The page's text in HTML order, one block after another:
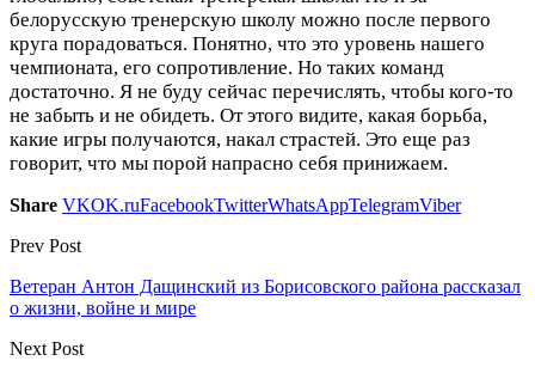
белорусскую тренерскую школу можно после первого
круга порадоваться. Понятно, что это уровень нашего
чемпионата, его сопротивление. Но таких команд
достаточно. Я не буду сейчас перечислять, чтобы кого-то
не забыть и не обидеть. От этого видите, какая борьба,
какие игры получаются, накал страстей. Это еще раз
говорит, что мы порой напрасно себя принижаем.
Share VKOK.ruFacebookTwitterWhatsAppTelegramViber
Prev Post
Ветеран Антон Дащинский из Борисовского района рассказал
о жизни, войне и мире
Next Post